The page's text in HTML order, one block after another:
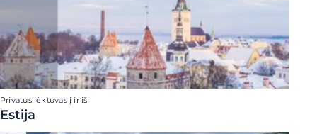
Privatus lėktuvas į ir iš
Estija